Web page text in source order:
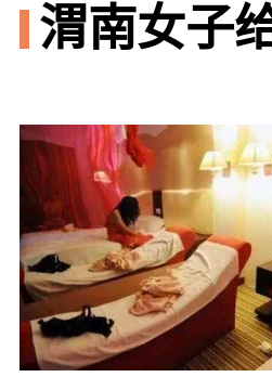
渭南女子